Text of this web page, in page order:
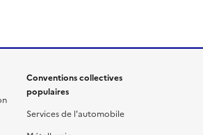
Conventions collectives
populaires
Services de l'automobile